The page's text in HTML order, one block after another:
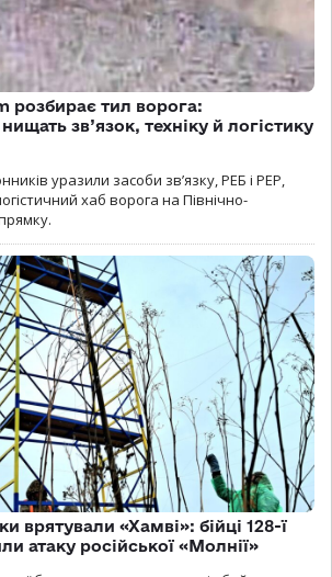
розбирає тил ворога:
зв’язок, техніку й логістику
уразили засоби зв’язку, РЕБ і РЕР,
хаб ворога на Північно-
врятували «Хамві»: бійці 128-ї
атаку російської «Молнії»